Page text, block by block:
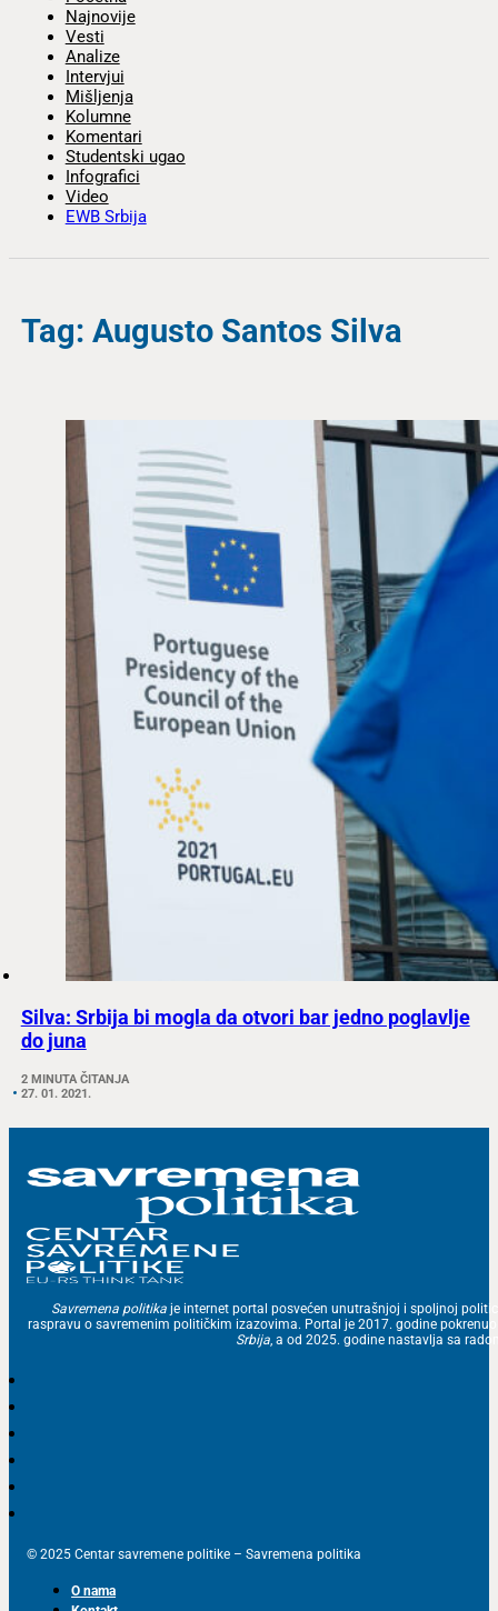
Najnovije
Vesti
Analize
Intervjui
Mišljenja
Kolumne
Komentari
Studentski ugao
Infografici
Video
EWB Srbija
Tag: Augusto Santos Silva
Silva: Srbija bi mogla da otvori bar jedno poglavlje
do juna
2 MINUTA ČITANJA
27. 01. 2021.
Savremena politika je internet portal posvećen unutrašnjoj i spoljnoj
raspravu o savremenim političkim izazovima. Portal je 2017. godine
Srbija, a od 2025. godine nastavlja sa
© 2025 Centar savremene politike – Savremena politika
O nama